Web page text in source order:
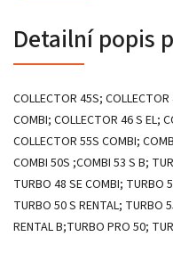
Detailní popis
COLLECTOR 45S;
COMBI; COLLECTOR 46 S EL;
COLLECTOR 55S COMBI;
COMBI 50S ;COMBI 53 S B;
TURBO 48 SE COMBI; TURBO
TURBO 50 S RENTAL; TURBO
RENTAL B;TURBO PRO 50;